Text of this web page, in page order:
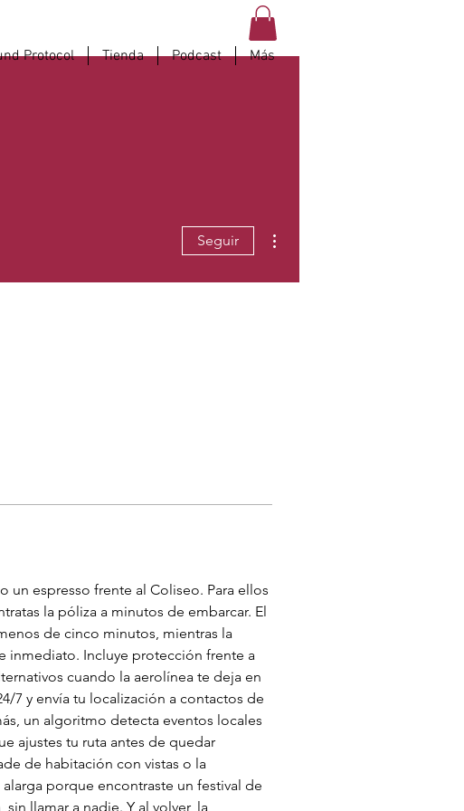
Protocol Tienda Podcast Más
un espresso frente al Coliseo. Para ellos
la póliza a minutos de embarcar. El
de cinco minutos, mientras la
inmediato. Incluye protección frente a
cuando la aerolínea te deja en
7 y envía tu localización a contactos de
un algoritmo detecta eventos locales
ajustes tu ruta antes de quedar
de habitación con vistas o la
porque encontraste un festival de
llamar a nadie. Y al volver, la
Seguir